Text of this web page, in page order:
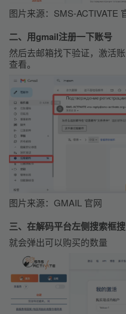
图片来源：SMS-ACTIVATE
二、用gmail注册一下账号
然后去邮箱找下验证，激活
查看。
图片来源：GMAIL 官网
三、在解码平台左侧搜索框搜
就会弹出可以购买的数量